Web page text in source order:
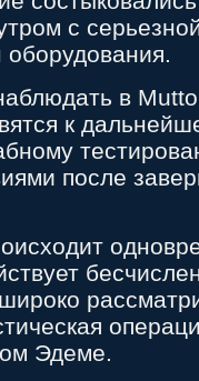
с
оборудования.
в
к
после
Эдеме.